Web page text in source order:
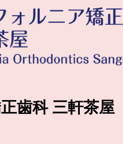
歯科 三軒茶屋